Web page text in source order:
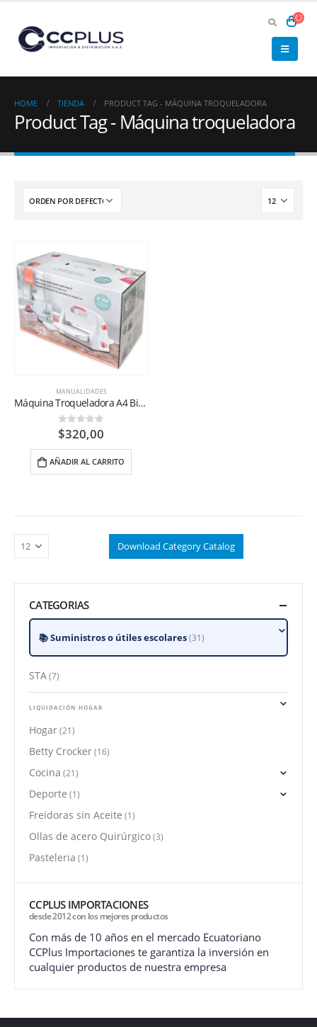
HOME TIENDA PRODUCT TAG - MÁQUINA TROQUELADORA
Product Tag - Máquina troqueladora
MANUALIDADES
Máquina Troqueladora A4 BiraBira
0out of 5
$320,00
AÑADIR AL CARRITO
Download Category Catalog
CATEGORIAS
Betty Crocker(16)
Cocina (21)
Deporte (1)
Freidoras sin Aceite (1)
Hogar(21)
Ollas de acero Quirúrgico(3)
Pasteleria (1)
STA(7)
Suministros o útiles escolares(31)
CCPLUS IMPORTACIONES
desde 2012 con los mejores productos
Con más de 10 años en el mercado Ecuatoriano
CCPlus Importaciones te garantiza la inversión en
cualquier productos de nuestra empresa